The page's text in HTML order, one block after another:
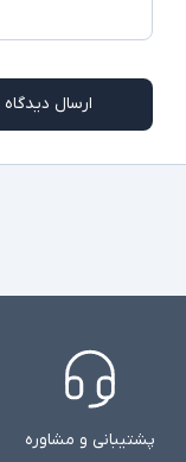
ارسال دیدگاه
پشتیبانی و مشاوره